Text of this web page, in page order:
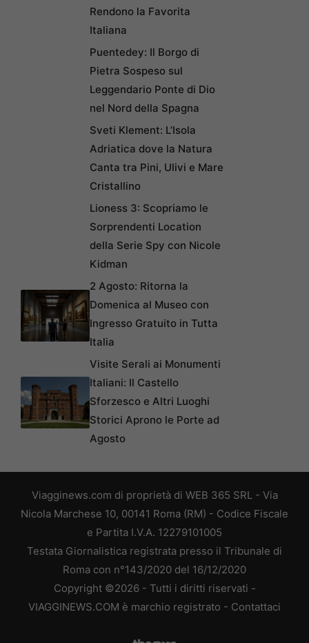
Rendono la Favorita
Italiana
Puentedey: Il Borgo di
Pietra Sospeso sul
Leggendario Ponte di Dio
nel Nord della Spagna
Sveti Klement: L’Isola
Adriatica dove la Natura
Canta tra Pini, Ulivi e Mare
Cristallino
Lioness 3: Scopriamo le
Sorprendenti Location
della Serie Spy con Nicole
Kidman
2 Agosto: Ritorna la
Domenica al Museo con
Ingresso Gratuito in Tutta
Italia
Visite Serali ai Monumenti
Italiani: Il Castello
Sforzesco e Altri Luoghi
Storici Aprono le Porte ad
Agosto
Viagginews.com di proprietà di WEB 365 SRL - Via
Nicola Marchese 10, 00141 Roma (RM) - Codice Fiscale
e Partita I.V.A. 12279101005
Testata Giornalistica registrata presso il Tribunale di
Roma con n°143/2020 del 16/12/2020
Copyright ©2026 - Tutti i diritti riservati -
VIAGGINEWS.COM è marchio registrato - Contattaci